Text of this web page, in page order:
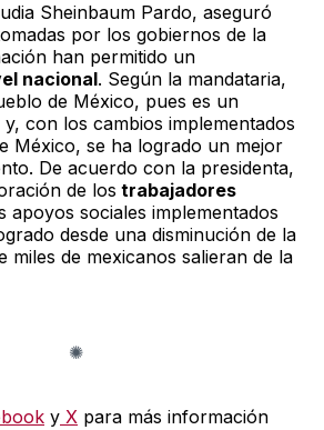
Sheinbaum Pardo, aseguró
por los gobiernos de la
han permitido un
nacional. Según la mandataria,
de México, pues es un
con los cambios implementados
México, se ha logrado un mejor
De acuerdo con la presidenta,
de los trabajadores
apoyos sociales implementados
desde una disminución de la
miles de mexicanos salieran de la
y X para más información